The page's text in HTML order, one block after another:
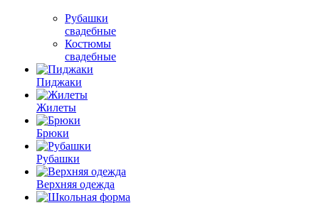
Рубашки
свадебные
Костюмы
свадебные
Пиджаки
Жилеты
Брюки
Рубашки
Верхняя одежда